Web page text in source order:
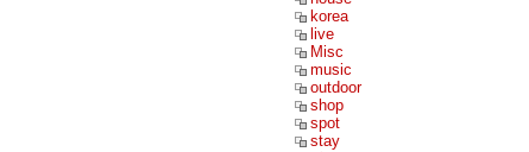
korea
live
Misc
music
outdoor
shop
spot
stay